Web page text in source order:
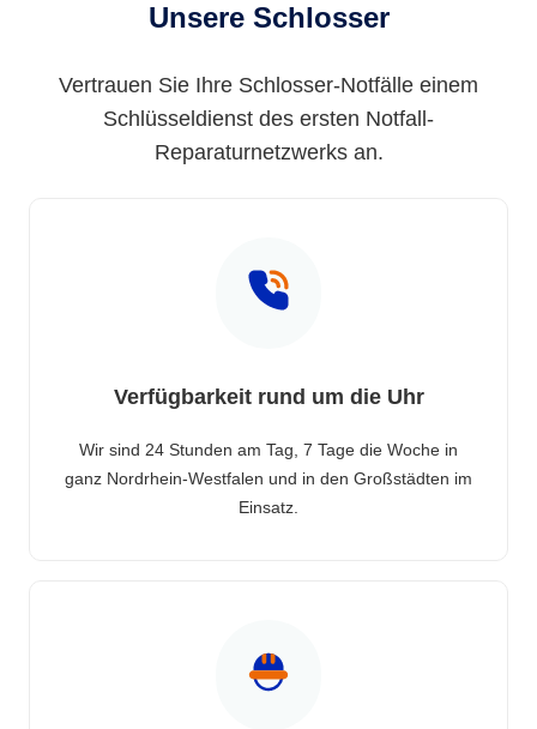
Unsere Schlosser
Vertrauen Sie Ihre Schlosser-Notfälle einem
Schlüsseldienst des ersten Notfall-
Reparaturnetzwerks an.
Verfügbarkeit rund um die Uhr
Wir sind 24 Stunden am Tag, 7 Tage die Woche in
ganz Nordrhein-Westfalen und in den Großstädten im
Einsatz.